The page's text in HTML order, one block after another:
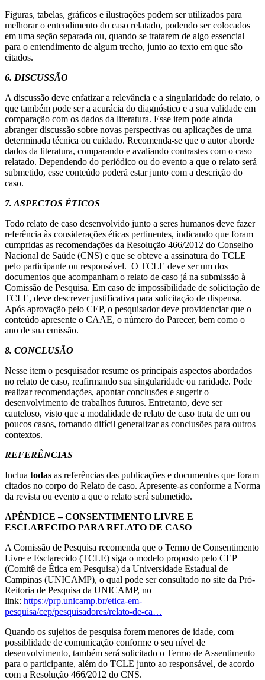
Figuras, tabelas, gráficos e ilustrações podem ser utilizados para
melhorar o entendimento do caso relatado, podendo ser colocados
em uma seção separada ou, quando se tratarem de algo essencial
para o entendimento de algum trecho, junto ao texto em que são
citados.
6. DISCUSSÃO
A discussão deve enfatizar a relevância e a singularidade do relato, o
que também pode ser a acurácia do diagnóstico e a sua validade em
comparação com os dados da literatura. Esse item pode ainda
abranger discussão sobre novas perspectivas ou aplicações de uma
determinada técnica ou cuidado. Recomenda-se que o autor aborde
dados da literatura, comparando e avaliando contrastes com o caso
relatado. Dependendo do periódico ou do evento a que o relato será
submetido, esse conteúdo poderá estar junto com a descrição do
caso.
7. ASPECTOS ÉTICOS
Todo relato de caso desenvolvido junto a seres humanos deve fazer
referência às considerações éticas pertinentes, indicando que foram
cumpridas as recomendações da Resolução 466/2012 do Conselho
Nacional de Saúde (CNS) e que se obteve a assinatura do TCLE
pelo participante ou responsável. O TCLE deve ser um dos
documentos que acompanham o relato de caso já na submissão à
Comissão de Pesquisa. Em caso de impossibilidade de solicitação de
TCLE, deve descrever justificativa para solicitação de dispensa.
Após aprovação pelo CEP, o pesquisador deve providenciar que o
conteúdo apresente o CAAE, o número do Parecer, bem como o
ano de sua emissão.
8. CONCLUSÃO
Nesse item o pesquisador resume os principais aspectos abordados
no relato de caso, reafirmando sua singularidade ou raridade. Pode
realizar recomendações, apontar conclusões e sugerir o
desenvolvimento de trabalhos futuros. Entretanto, deve ser
cauteloso, visto que a modalidade de relato de caso trata de um ou
poucos casos, tornando difícil generalizar as conclusões para outros
contextos.
REFERÊNCIAS
Inclua todas as referências das publicações e documentos que foram
citados no corpo do Relato de caso. Apresente-as conforme a Norma
da revista ou evento a que o relato será submetido.
APÊNDICE – CONSENTIMENTO LIVRE E
ESCLARECIDO PARA RELATO DE CASO
A Comissão de Pesquisa recomenda que o Termo de Consentimento
Livre e Esclarecido (TCLE) siga o modelo proposto pelo CEP
(Comitê de Ética em Pesquisa) da Universidade Estadual de
Campinas (UNICAMP), o qual pode ser consultado no site da Pró-
Reitoria de Pesquisa da UNICAMP, no
link: https://prp.unicamp.br/etica-em-
pesquisa/cep/pesquisadores/relato-de-ca…
Quando os sujeitos de pesquisa forem menores de idade, com
possiblidade de comunicação conforme o seu nível de
desenvolvimento, também será solicitado o Termo de Assentimento
para o participante, além do TCLE junto ao responsável, de acordo
com a Resolução 466/2012 do CNS.